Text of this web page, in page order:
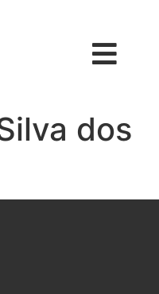
dos